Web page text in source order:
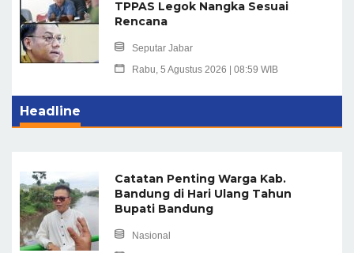
TPPAS Legok Nangka Sesuai
Rencana
Seputar Jabar
Rabu, 5 Agustus 2026 | 08:59 WIB
Headline
Catatan Penting Warga Kab.
Bandung di Hari Ulang Tahun
Bupati Bandung
Nasional